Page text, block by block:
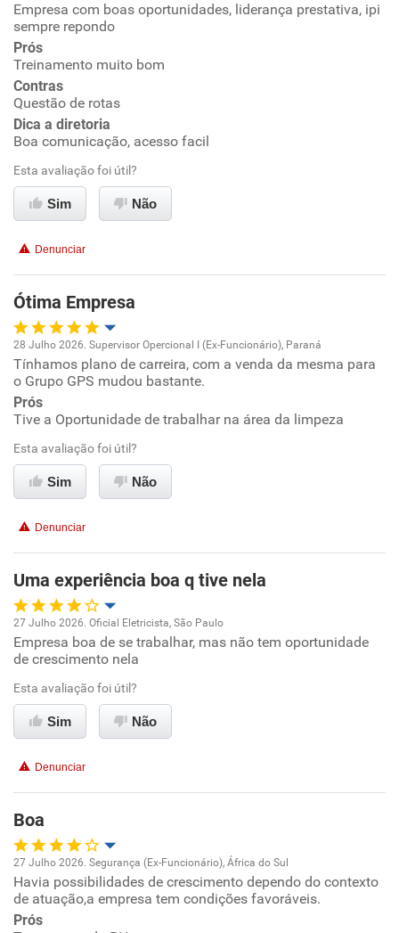
Oportunidade de promoção
Ambiente de trabalho
Conciliação com a vida familiar
Benefícios
Recomenda esta empresa
Recomenda a diretoria
Empresa com boas oportunidades, liderança prestativa, ipi
sempre repondo
Prós
Treinamento muito bom
Contras
Questão de rotas
Dica a diretoria
Boa comunicação, acesso facil
Esta avaliação foi útil?
Sim Não
Denunciar
Ótima Empresa
Oportunidade de promoção
Ambiente de trabalho
Conciliação com a vida familiar
Benefícios
28 Julho 2026. Supervisor Opercional I (Ex-Funcionário), Paraná
Tínhamos plano de carreira, com a venda da mesma para
o Grupo GPS mudou bastante.
Prós
Tive a Oportunidade de trabalhar na área da limpeza
Esta avaliação foi útil?
Sim Não
Denunciar
Uma experiência boa q tive nela
Oportunidade de promoção
Ambiente de trabalho
Conciliação com a vida familiar
27 Julho 2026. Oficial Eletricista, São Paulo
Empresa boa de se trabalhar, mas não tem oportunidade
de crescimento nela
Esta avaliação foi útil?
Sim Não
Denunciar
Boa
Oportunidade de promoção
Ambiente de trabalho
27 Julho 2026. Segurança (Ex-Funcionário), África do Sul
Havia possibilidades de crescimento dependo do contexto
de atuação,a empresa tem condições favoráveis.
Prós